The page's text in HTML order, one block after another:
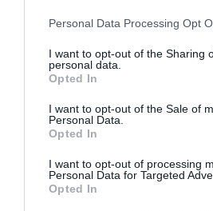
Please note that this website/app
not limited to your visit or usage
grant or deny consent to Google and
use your data for below specified
consent section.
Personal Data Processing Opt
I want to opt-out of the Sharing
personal data.
Opted In
I want to opt-out of the Sale of
Personal Data.
Opted In
I want to opt-out of processing
Personal Data for Targeted
Opted In
10.08.2026 | 13:20
Πού θα γίνει το επόμενο
στην Εύβοια με τη Μαρία
10.08.2026 | 13:00
πάρουν λεφτά τις επόμενες
ημέρες